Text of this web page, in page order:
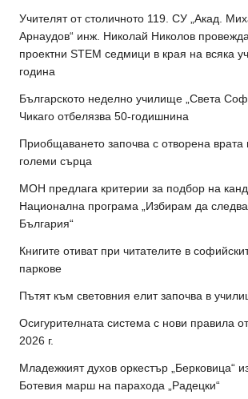
Учителят от столичното 119. СУ „Акад.
Арнаудов“ инж. Николай Николов провежда
проектни STEM седмици в края на всяка
година
Българското неделно училище „Света
Чикаго отбелязва 50-годишнина
Приобщаването започва с отворена врата
големи сърца
МОН предлага критерии за подбор на
Национална програма „Избирам да
България“
Книгите отиват при читателите в
паркове
Пътят към световния елит започва в
Осигурителната система с нови правила
2026 г.
Младежкият духов оркестър „Берковица“
Ботевия марш на парахода „Радецки“